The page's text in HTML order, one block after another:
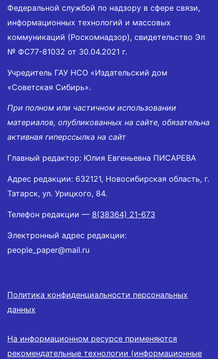
Федеральной службой по надзору в сфере связи,
информационных технологий и массовых
коммуникаций (Роскомнадзор), свидетельство Эл
№ ФС77-81032 от 30.04.2021 г.
Учредитель ГАУ НСО «Издательский дом
«Советская Сибирь».
При полном или частичном использовании
материалов, опубликованных на сайте, обязательна
активная гиперссылка на сайт
Главный редактор: Юлия Евгеньевна ПИСАРЕВА
Адрес редакции: 632121, Новосибирская область, г.
Татарск, ул. Урицкого, 84.
Телефон редакции — 8(38364) 21-673
Электронный адрес редакции:
people_paper@mail.ru
Политика конфиденциальности персональных
данных
На информационном ресурсе применяются
рекомендательные технологии (информационные